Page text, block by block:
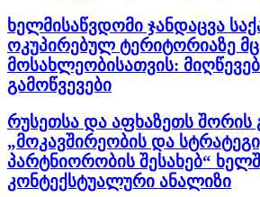
ხელმისაწვდომი ჯანდაცვა
ოკუპირებულ ტერიტორიაზე
მოსახლეობისათვის:
გამოწვევები
რუსეთსა და აფხაზეთს
„მოკავშირეობის და
პარტნიორობის შესახებ“
კონტექსტუალური ანალიზი